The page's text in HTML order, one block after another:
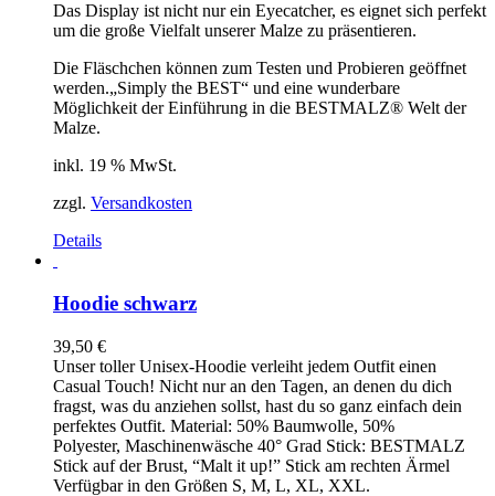
Das Display ist nicht nur ein Eyecatcher, es eignet sich perfekt
um die große Vielfalt unserer Malze zu präsentieren.
Die Fläschchen können zum Testen und Probieren geöffnet
werden.„Simply the BEST“ und eine wunderbare
Möglichkeit der Einführung in die BESTMALZ® Welt der
Malze.
inkl. 19 % MwSt.
zzgl. Versandkosten
Details
Hoodie schwarz
39,50 €
Unser toller Unisex-Hoodie verleiht jedem Outfit einen
Casual Touch! Nicht nur an den Tagen, an denen du dich
fragst, was du anziehen sollst, hast du so ganz einfach dein
perfektes Outfit. Material: 50% Baumwolle, 50%
Polyester, Maschinenwäsche 40° Grad Stick: BESTMALZ
Stick auf der Brust, “Malt it up!” Stick am rechten Ärmel
Verfügbar in den Größen S, M, L, XL, XXL.